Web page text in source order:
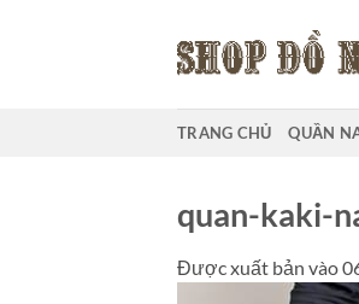
TRANG CHỦ QUẦN
quan-kaki-
Được xuất bản vào